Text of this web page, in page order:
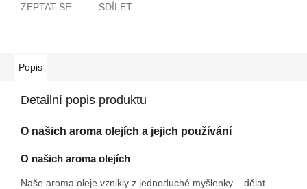
ZEPTAT SE SDÍLET
Popis
Detailní popis produktu
O našich aroma olejích a jejich používání
O našich aroma olejích
Naše aroma oleje vznikly z jednoduché myšlenky – dělat